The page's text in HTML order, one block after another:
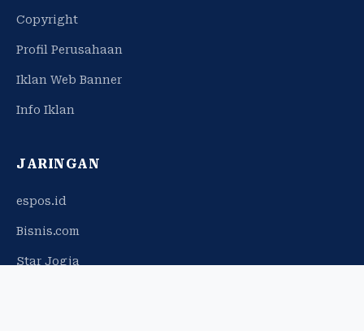
Copyright
Profil Perusahaan
Iklan Web Banner
Info Iklan
JARINGAN
espos.id
Bisnis.com
Star Jogja